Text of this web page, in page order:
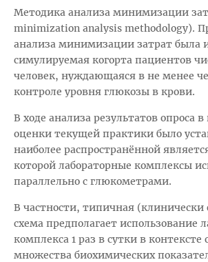
Методика анализа минимизации
minimization analysis methodology).
анализа минимизации затрат была
симулируемая когорта пациентов
человек, нуждающаяся в не менее
контроле уровня глюкозы в крови.
В ходе анализа результатов опроса в
оценки текущей практики было
наиболее распространённой
которой лабораторные комплексы
параллельно с глюкометрами.
В частности, типичная (клинически
схема предполагает использование
комплекса 1 раз в сутки в контексте
множества биохимических